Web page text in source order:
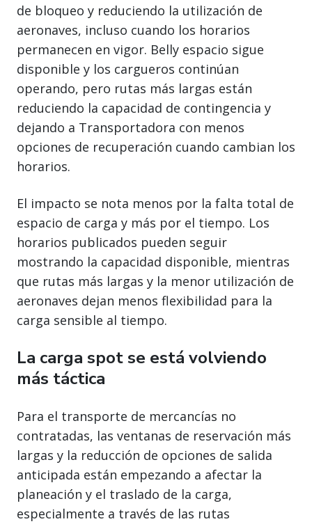
de bloqueo y reduciendo la utilización de
aeronaves, incluso cuando los horarios
permanecen en vigor. Belly espacio sigue
disponible y los cargueros continúan
operando, pero rutas más largas están
reduciendo la capacidad de contingencia y
dejando a Transportadora con menos
opciones de recuperación cuando cambian los
horarios.
El impacto se nota menos por la falta total de
espacio de carga y más por el tiempo. Los
horarios publicados pueden seguir
mostrando la capacidad disponible, mientras
que rutas más largas y la menor utilización de
aeronaves dejan menos flexibilidad para la
carga sensible al tiempo.
La carga spot se está volviendo
más táctica
Para el transporte de mercancías no
contratadas, las ventanas de reservación más
largas y la reducción de opciones de salida
anticipada están empezando a afectar la
planeación y el traslado de la carga,
especialmente a través de las rutas